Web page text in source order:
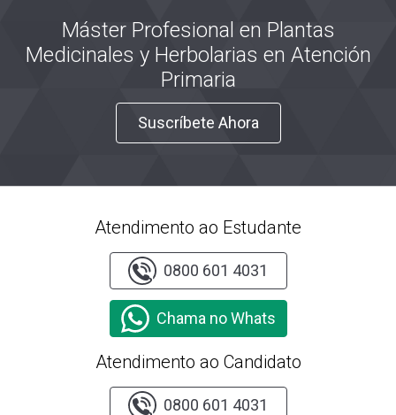
Máster Profesional en Plantas
Medicinales y Herbolarias en Atención
Primaria
Suscríbete Ahora
Atendimento ao Estudante
0800 601 4031
Chama no Whats
Atendimento ao Candidato
0800 601 4031